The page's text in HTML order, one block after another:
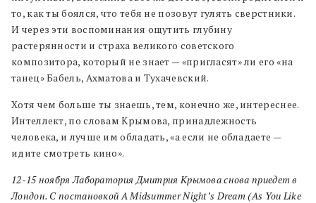
то, как ты боялся, что тебя не позовут гулять сверстники.
И через эти воспоминания ощутить глубину
растерянности и страха великого советского
композитора, который не знает — «пригласят» ли его «на
танец» Бабель, Ахматова и Тухачевский.
Хотя чем больше ты знаешь, тем, конечно же, интереснее.
Интеллект, по словам Крымова, принадлежность
человека, и лучше им обладать, «а если не обладаете —
идите смотреть кино».
12-15 ноября Лаборатория Дмитрия Крымова снова приедет в
Лондон. С постановкой A Midsummer Night’s Dream (As You Like